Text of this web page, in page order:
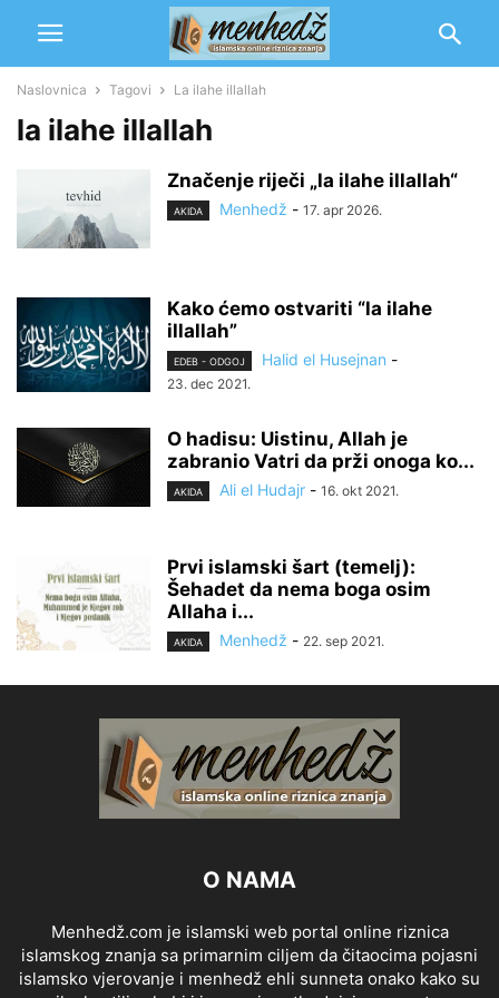
Naslovnica Tagovi La ilahe illallah
la ilahe illallah
Značenje riječi „la ilahe illallah“
AKIDA Menhedž - 17. apr 2026.
Kako ćemo ostvariti “la ilahe
illallah”
EDEB - ODGOJ Halid el Husejnan -
23. dec 2021.
O hadisu: Uistinu, Allah je
zabranio Vatri da prži onoga ko...
AKIDA Ali el Hudajr - 16. okt 2021.
Prvi islamski šart (temelj):
Šehadet da nema boga osim
Allaha i...
AKIDA Menhedž - 22. sep 2021.
O NAMA
Menhedž.com je islamski web portal online riznica
islamskog znanja sa primarnim ciljem da čitaocima pojasni
islamsko vjerovanje i menhedž ehli sunneta onako kako su